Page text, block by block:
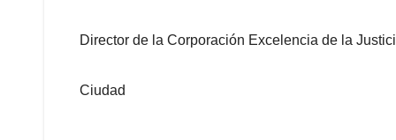
Director de la Corporación Excelencia de la
Ciudad